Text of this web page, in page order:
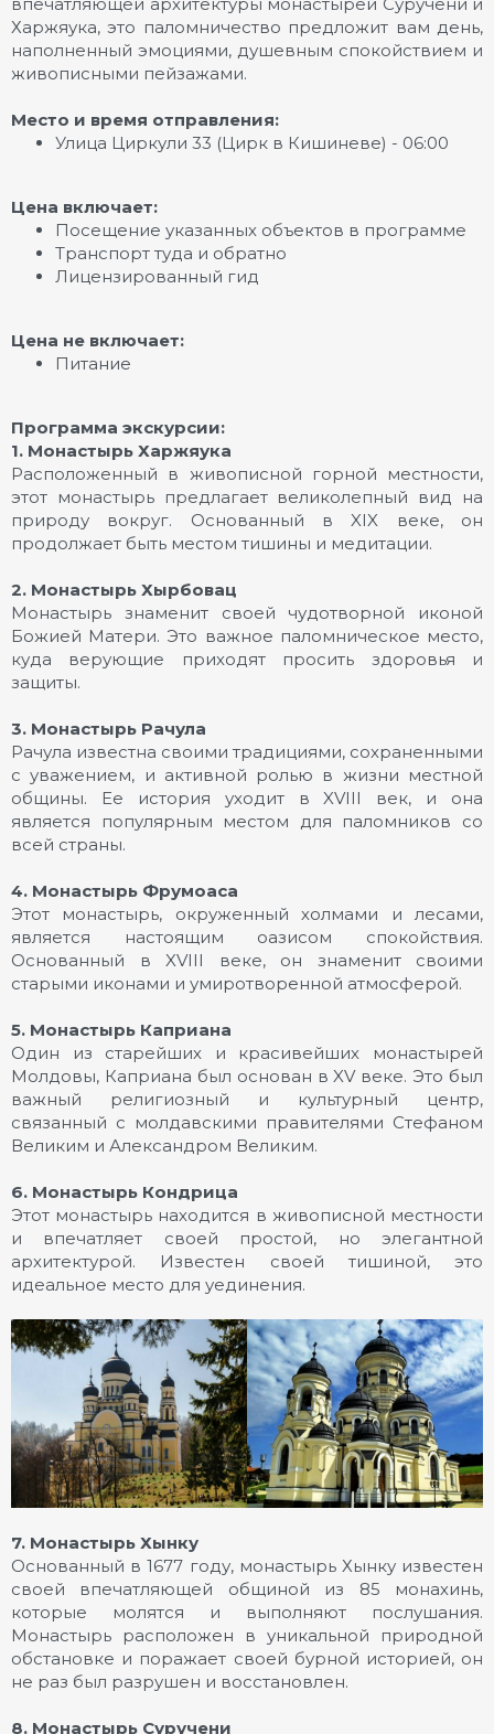
Харжяука, это паломничество предложит вам день,
наполненный эмоциями, душевным спокойствием и
живописными пейзажами.
Место и время отправления:
Улица Циркули 33 (Цирк в Кишиневе) - 06:00
Цена включает:
Посещение указанных объектов в программе
Транспорт туда и обратно
Лицензированный гид
Цена не включает:
Питание
Программа экскурсии:
1. Монастырь Харжяука
Расположенный в живописной горной местности,
этот монастырь предлагает великолепный вид на
природу вокруг. Основанный в XIX веке, он
продолжает быть местом тишины и медитации.
2. Монастырь Хырбовац
Монастырь знаменит своей чудотворной иконой
Божией Матери. Это важное паломническое место,
куда верующие приходят просить здоровья и
защиты.
3. Монастырь Рачула
Рачула известна своими традициями, сохраненными
с уважением, и активной ролью в жизни местной
общины. Ее история уходит в XVIII век, и она
является популярным местом для паломников со
всей страны.
4. Монастырь Фрумоаса
Этот монастырь, окруженный холмами и лесами,
является настоящим оазисом спокойствия.
Основанный в XVIII веке, он знаменит своими
старыми иконами и умиротворенной атмосферой.
5. Монастырь Каприана
Один из старейших и красивейших монастырей
Молдовы, Каприана был основан в XV веке. Это был
важный религиозный и культурный центр,
связанный с молдавскими правителями Стефаном
Великим и Александром Великим.
6. Монастырь Кондрица
Этот монастырь находится в живописной местности
и впечатляет своей простой, но элегантной
архитектурой. Известен своей тишиной, это
идеальное место для уединения.
7. Монастырь Хынку
Основанный в 1677 году, монастырь Хынку известен
своей впечатляющей общиной из 85 монахинь,
которые молятся и выполняют послушания.
Монастырь расположен в уникальной природной
обстановке и поражает своей бурной историей, он
не раз был разрушен и восстановлен.
8. Монастырь Суручени